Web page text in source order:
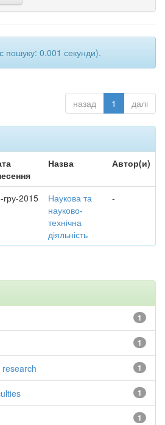
пошуку: 0.001 секунди).
назад 1 далі
Назва Автор(и)
гру-2015
Наукова та
науково-
технічна
діяльність
-
1
1
1
1
1